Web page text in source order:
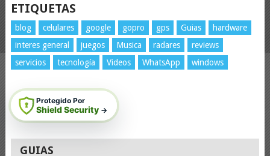
ETIQUETAS
blog celulares google gopro gps Guias
hardware
interes general
juegos Musica radares
reviews
servicios
tecnología Videos WhatsApp windows
Protegido Por
Shield Security →
GUIAS